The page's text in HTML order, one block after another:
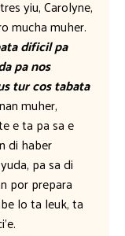
yiu, Carolyne,
mucha muher.
dificil pa
pa nos
tur cos tabata
muher,
e ta pa sa e
di haber
pa sa di
por prepara
lo ta leuk, ta